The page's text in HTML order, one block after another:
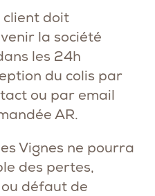
client doit
la société
les 24h
du colis par
ou par email
AR.
Vignes ne pourra
des pertes,
défaut de